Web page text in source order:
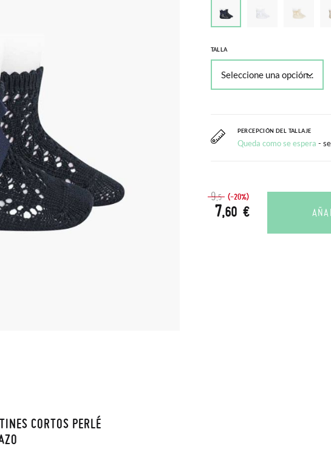
TALLA
PERCEPCIÓN DEL TALLAJE
Queda como se espera -
9,5 (-20%)
7,60 €
CORTOS PERLÉ
todos los Envíos son GRATIS y los Cambios de Talla/Color también son
60 días. ¡Te acercamos nuestra tienda física hasta la puerta de tu casa!